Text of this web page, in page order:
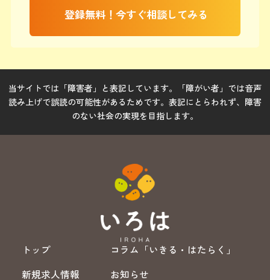
登録無料！今すぐ相談してみる
当サイトでは「障害者」と表記しています。「障がい者」では音声
読み上げで誤読の可能性があるためです。表記にとらわれず、障害
のない社会の実現を目指します。
トップ
新規求人情報
コラム「いきる・はたらく」
お知らせ